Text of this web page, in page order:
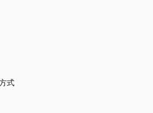
式